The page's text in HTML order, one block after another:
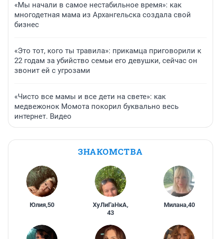
«Мы начали в самое нестабильное время»: как
многодетная мама из Архангельска создала свой
бизнес
«Это тот, кого ты травила»: прикамца приговорили к
22 годам за убийство семьи его девушки, сейчас он
звонит ей с угрозами
«Чисто все мамы и все дети на свете»: как
медвежонок Момота покорил буквально весь
интернет. Видео
ЗНАКОМСТВА
Юлия,50 ХуЛиГаНкА,
43
Милана,40